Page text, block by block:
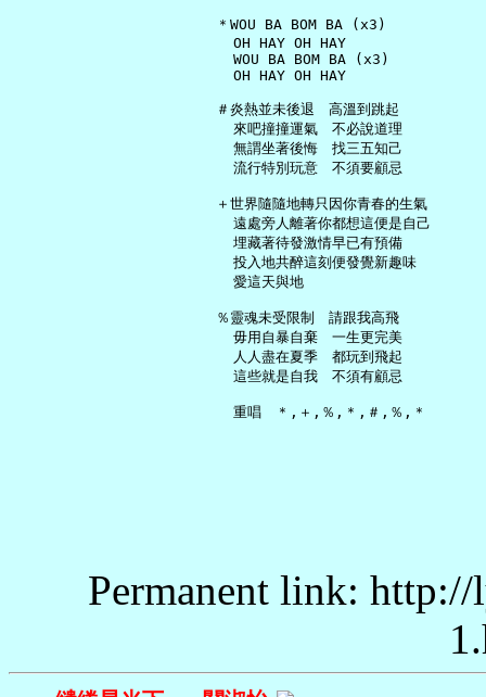
   ＊WOU BA BOM BA (x3)
     OH HAY OH HAY
     WOU BA BOM BA (x3)
     OH HAY OH HAY
   ＃炎熱並未後退　高溫到跳起
     來吧撞撞運氣　不必說道理
     無謂坐著後悔　找三五知己
     流行特別玩意　不須要顧忌
   ＋世界隨隨地轉只因你青春的生氣
     遠處旁人離著你都想這便是自己
     埋藏著待發激情早已有預備
     投入地共醉這刻便發覺新趣味
     愛這天與地
   ％靈魂未受限制　請跟我高飛
     毋用自暴自棄　一生更完美
     人人盡在夏季　都玩到飛起
     這些就是自我　不須有顧忌
Permanent link: